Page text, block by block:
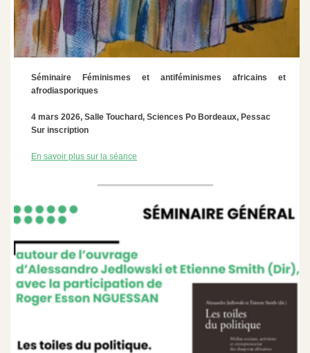
Séminaire Féminismes et antiféminismes africains et
afrodiasporiques
4 mars 2026, Salle Touchard, Sciences Po Bordeaux, Pessac
Sur inscription
En savoir plus sur la séance